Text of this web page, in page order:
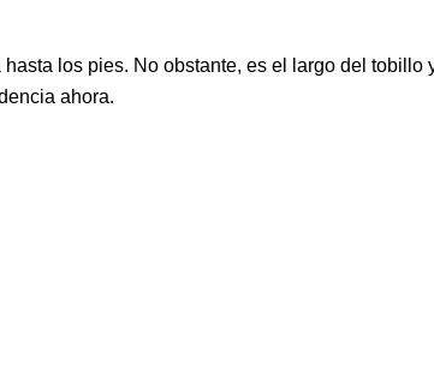
los pies. No obstante, es el largo del tobillo
ahora.